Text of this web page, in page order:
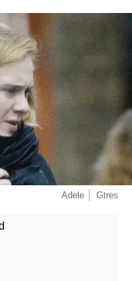
Adele Gtres